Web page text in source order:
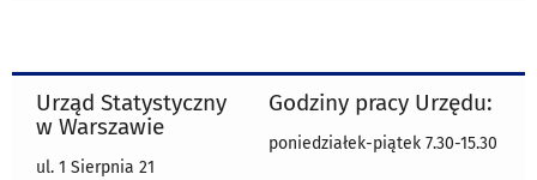
Urząd Statystyczny
w Warszawie
ul. 1 Sierpnia 21
Godziny pracy Urzędu:
poniedziałek-piątek 7.30-15.30